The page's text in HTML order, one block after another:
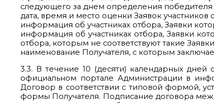
следующего за днем определения
дата, время и место оценки Заявок участников
информация об участниках отбора, Заявки
информация об участниках отбора, Заявки
отбора, которым не соответствуют такие
наименование Получателя, с которым
3.3. В течение 10 (десяти) календарных
официальном портале Администрации в
Договор в соответствии с типовой формой,
формы Получателя. Подписание договора